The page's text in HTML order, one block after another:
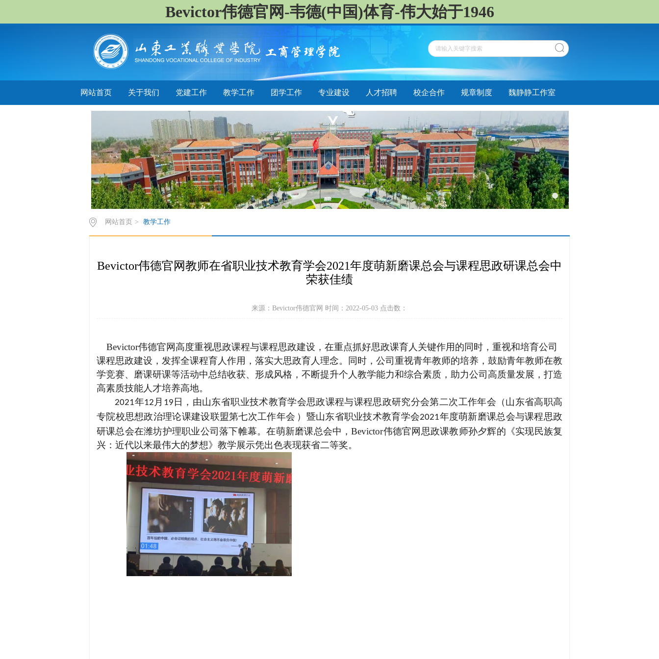
Bevictor伟德官网-韦德(中国)体育-伟大始于1946
网站首页 关于我们 党建工作 教学工作 团学工作 专业建设 人才招聘 校企合作 规章制度 魏静静工作室
网站首页 > 教学工作
Bevictor伟德官网教师在省职业技术教育学会2021年度萌新磨课总会与课程思政研课总会中
荣获佳绩
来源：Bevictor伟德官网 时间：2022-05-03 点击数：
Bevictor伟德官网高度重视思政课程与课程思政建设，在重点抓好思政课育人关键作用的同时，重视和培育公司
课程思政建设，发挥全课程育人作用，落实大思政育人理念。同时，公司重视青年教师的培养，鼓励青年教师在教
学竞赛、磨课研课等活动中总结收获、形成风格，不断提升个人教学能力和综合素质，助力公司高质量发展，打造
高素质技能人才培养高地。
2021年12 月 19 日，由山东省职业技术教育学会思政课程与课程思政研究分会第二次工作年会（山东省高职高
专院校思想政治理论课建设联盟第七次工作年会 ）暨山东省职业技术教育学会2021年度萌新磨课总会与课程思政
研课总会在潍坊护理职业公司落下帷幕。在萌新磨课总会中，Bevictor伟德官网思政课教师孙夕辉的《实现民族复
兴：近代以来最伟大的梦想》教学展示凭出色表现获省二等奖。